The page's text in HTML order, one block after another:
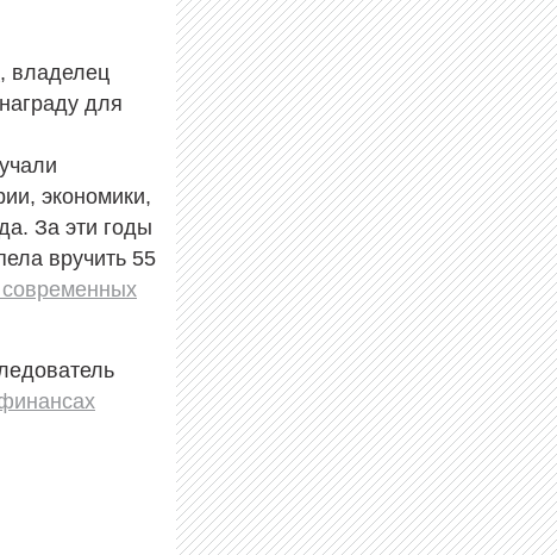
, владелец
для
экономики,
За эти годы
вручить 55